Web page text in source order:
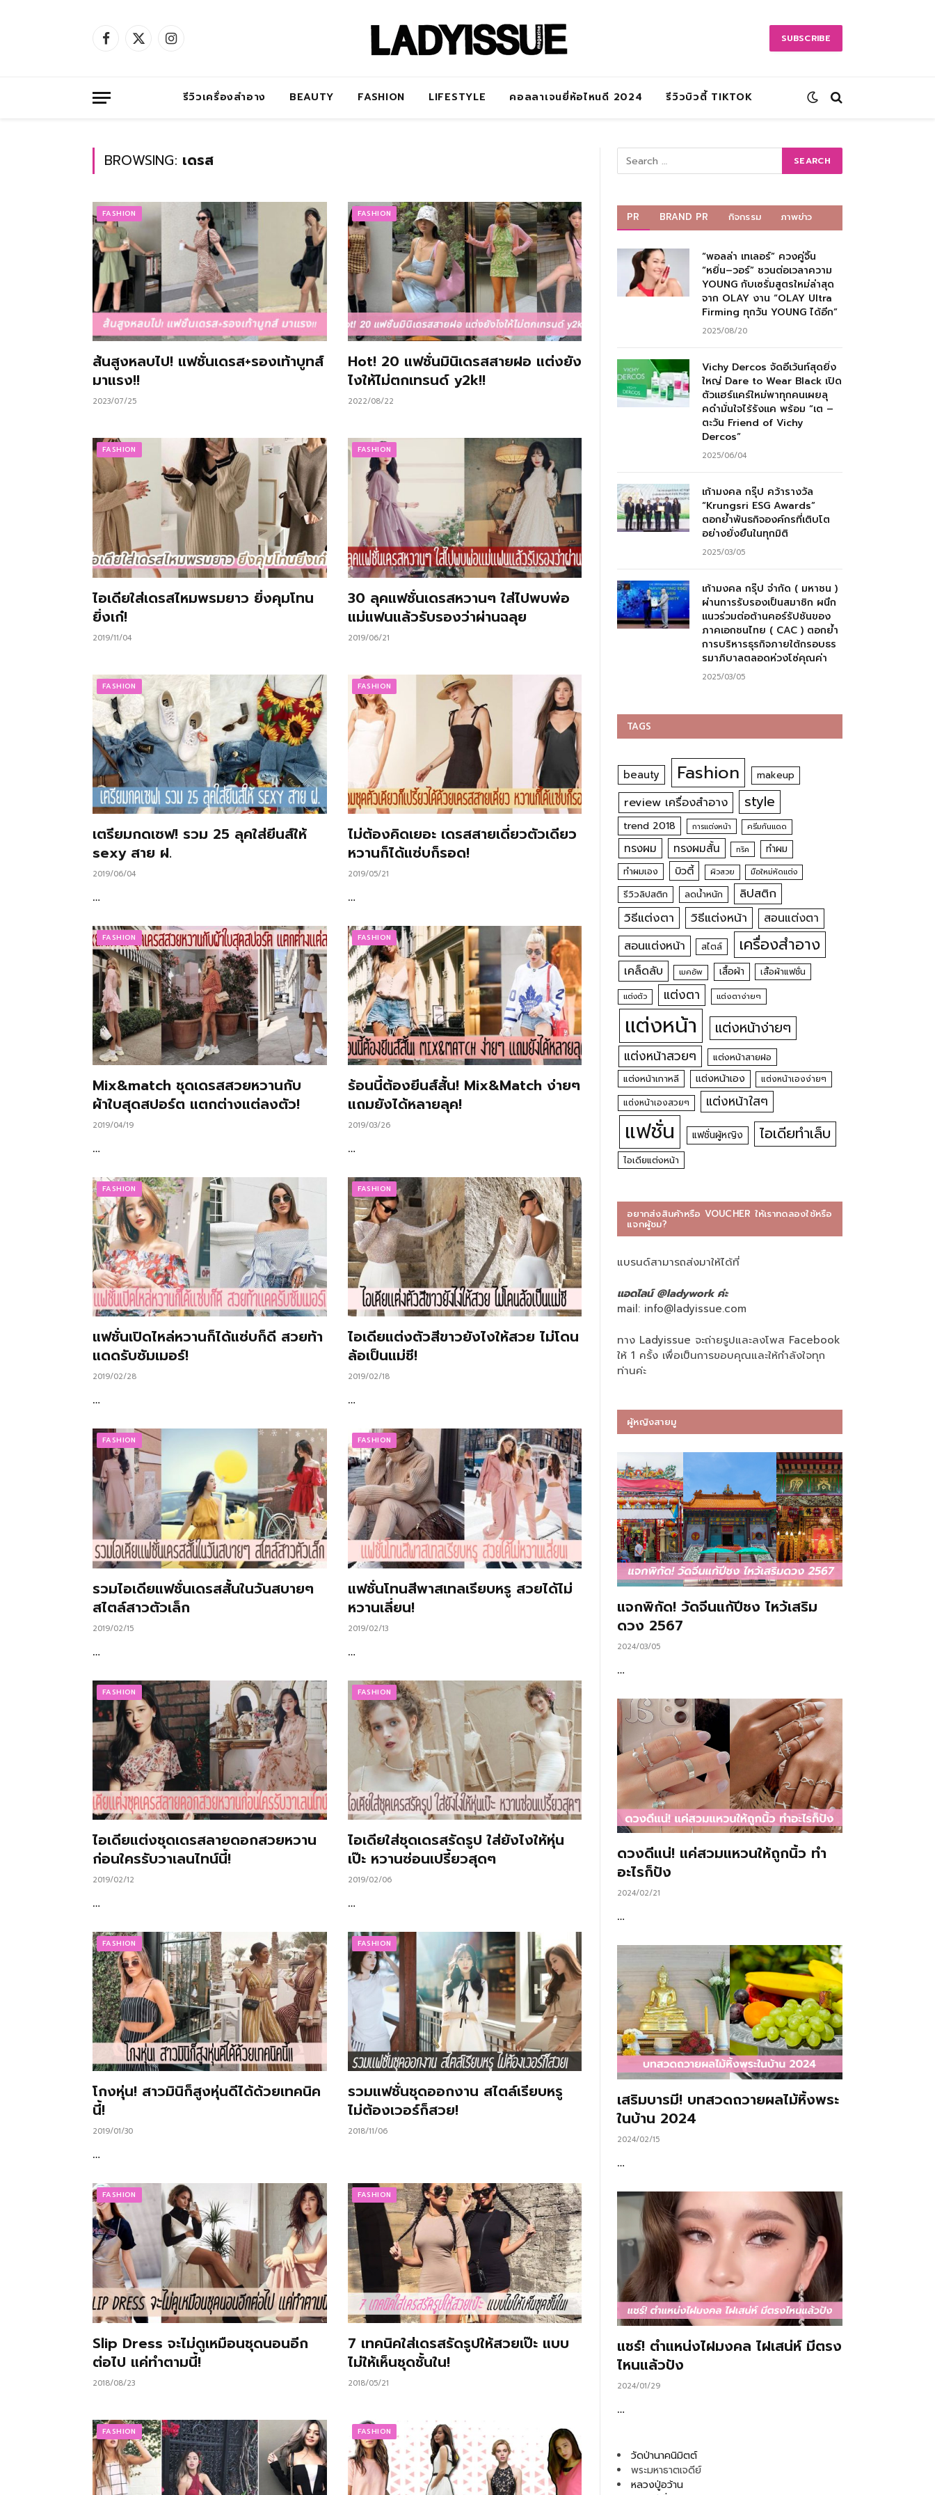
Facebook
X
Instagram SUBSCRIBE
รีวิวเครื่องสำอาง BEAUTY FASHION LIFESTYLE คอลลาเจนยี่ห้อไหนดี 2024 รีวิวบิวตี้ TIKTOK
BROWSING: เดรส
FASHION
ส้นสูงหลบไป! แฟชั่นเดรส+รองเท้าบูทส์
มาแรง!!
2023/07/25
FASHION
Hot! 20 แฟชั่นมินิเดรสสายฝอ แต่งยัง
ไงให้ไม่ตกเทรนด์ y2k!!
2022/08/22
FASHION
ไอเดียใส่เดรสไหมพรมยาว ยิ่งคุมโทน
ยิ่งเก๋!
2019/11/04
FASHION
30 ลุคแฟชั่นเดรสหวานๆ ใส่ไปพบพ่อ
แม่แฟนแล้วรับรองว่าผ่านฉลุย
2019/06/21
FASHION
เตรียมกดเซฟ! รวม 25 ลุคใส่ยีนส์ให้
sexy สาย ฝ.
2019/06/04
…
FASHION
ไม่ต้องคิดเยอะ เดรสสายเดี่ยวตัวเดียว
หวานก็ได้แซ่บก็รอด!
2019/05/21
…
FASHION
Mix&match ชุดเดรสสวยหวานกับ
ผ้าใบสุดสปอร์ต แตกต่างแต่ลงตัว!
2019/04/19
…
FASHION
ร้อนนี้ต้องยีนส์สั้น! Mix&Match ง่ายๆ
แถมยังได้หลายลุค!
2019/03/26
…
FASHION
แฟชั่นเปิดไหล่หวานก็ได้แซ่บก็ดี สวยท้า
แดดรับซัมเมอร์!
2019/02/28
…
FASHION
ไอเดียแต่งตัวสีขาวยังไงให้สวย ไม่โดน
ล้อเป็นแม่ชี!
2019/02/18
…
FASHION
รวมไอเดียแฟชั่นเดรสสั้นในวันสบายๆ
สไตล์สาวตัวเล็ก
2019/02/15
…
FASHION
แฟชั่นโทนสีพาสเทลเรียบหรู สวยได้ไม่
หวานเลี่ยน!
2019/02/13
…
FASHION
ไอเดียแต่งชุดเดรสลายดอกสวยหวาน
ก่อนใครรับวาเลนไทน์นี้!
2019/02/12
…
FASHION
ไอเดียใส่ชุดเดรสรัดรูป ใส่ยังไงให้หุ่น
เป๊ะ หวานซ่อนเปรี้ยวสุดๆ
2019/02/06
…
FASHION
โกงหุ่น! สาวมินิก็สูงหุ่นดีได้ด้วยเทคนิค
นี้!
2019/01/30
…
FASHION
รวมแฟชั่นชุดออกงาน สไตล์เรียบหรู
ไม่ต้องเวอร์ก็สวย!
2018/11/06
FASHION
Slip Dress จะไม่ดูเหมือนชุดนอนอีก
ต่อไป แค่ทำตามนี้!
2018/08/23
FASHION
7 เทคนิคใส่เดรสรัดรูปให้สวยเป๊ะ แบบ
ไม่ให้เห็นชุดชั้นใน!
2018/05/21
FASHION FASHION
PR BRAND PR กิจกรรม ภาพข่าว
“พอลล่า เทเลอร์” ควงคู่จิ้น
“หยิ่น–วอร์” ชวนต่อเวลาความ
YOUNG กับเซรั่มสูตรใหม่ล่าสุด
จาก OLAY งาน “OLAY Ultra
Firming ทุกวัน YOUNG ได้อีก”
2025/08/20
Vichy Dercos จัดอีเว้นท์สุดยิ่ง
ใหญ่ Dare to Wear Black เปิด
ตัวแฮร์แคร์ใหม่พาทุกคนเผยลุ
คดำมั่นใจไร้รังแค พร้อม “เต –
ตะวัน Friend of Vichy
Dercos”
2025/06/04
เก้ามงคล กรุ๊ป คว้ารางวัล
“Krungsri ESG Awards”
ตอกย้ำพันธกิจองค์กรที่เติบโต
อย่างยั่งยืนในทุกมิติ
2025/03/05
เก้ามงคล กรุ๊ป จำกัด ( มหาชน )
ผ่านการรับรองเป็นสมาชิก ผนึก
แนวร่วมต่อต้านคอร์รัปชันของ
ภาคเอกชนไทย ( CAC ) ตอกย้ำ
การบริหารธุรกิจภายใต้กรอบธร
รมาภิบาลตลอดห่วงโซ่คุณค่า
2025/03/05
TAGS
beauty Fashion makeup
review เครื่องสำอาง style
trend 2018 การแต่งหน้า ครีมกันแดด
ทรงผม ทรงผมสั้น ทริค ทำผม
ทำผมเอง บิวตี้ ผิวสวย มือใหม่หัดแต่ง
รีวิวลิปสติก ลดน้ำหนัก ลิปสติก
วิธีแต่งตา วิธีแต่งหน้า สอนแต่งตา
สอนแต่งหน้า สไตล์ เครื่องสำอาง
เคล็ดลับ เมคอัพ เสื้อผ้า เสื้อผ้าแฟชั่น
แต่งตัว แต่งตา แต่งตาง่ายๆ
แต่งหน้า แต่งหน้าง่ายๆ
แต่งหน้าสวยๆ
แต่งหน้าสายฝอ
แต่งหน้าเกาหลี
แต่งหน้าเอง
แต่งหน้าเองง่ายๆ
แต่งหน้าเองสวยๆ
แต่งหน้าใสๆ
แฟชั่น แฟชั่นผู้หญิง ไอเดียทำเล็บ
ไอเดียแต่งหน้า
อยากส่งสินค้าหรือ VOUCHER ให้เราทดลองใช้หรือ
แจกผู้ชม?
แบรนด์สามารถส่งมาให้ได้ที่
แอดไลน์ @ladywork ค่ะ
mail: info@ladyissue.com
ทาง Ladyissue จะถ่ายรูปและลงโพส Facebook
ให้ 1 ครั้ง เพื่อเป็นการขอบคุณและให้กำลังใจทุก
ท่านค่ะ
ผู้หญิงสายมู
แจกพิกัด! วัดจีนแก้ปีชง ไหว้เสริม
ดวง 2567
2024/03/05
…
ดวงดีแน่! แค่สวมแหวนให้ถูกนิ้ว ทำ
อะไรก็ปัง
2024/02/21
…
เสริมบารมี! บทสวดถวายผลไม้หิ้งพระ
ในบ้าน 2024
2024/02/15
…
แชร์! ตำแหน่งไฝมงคล ไฝเสน่ห์ มีตรง
ไหนแล้วปัง
2024/01/29
…
วัดป่านาคนิมิตต์
พระมหาธาตเจดีย์
หลวงปู่อว้าน